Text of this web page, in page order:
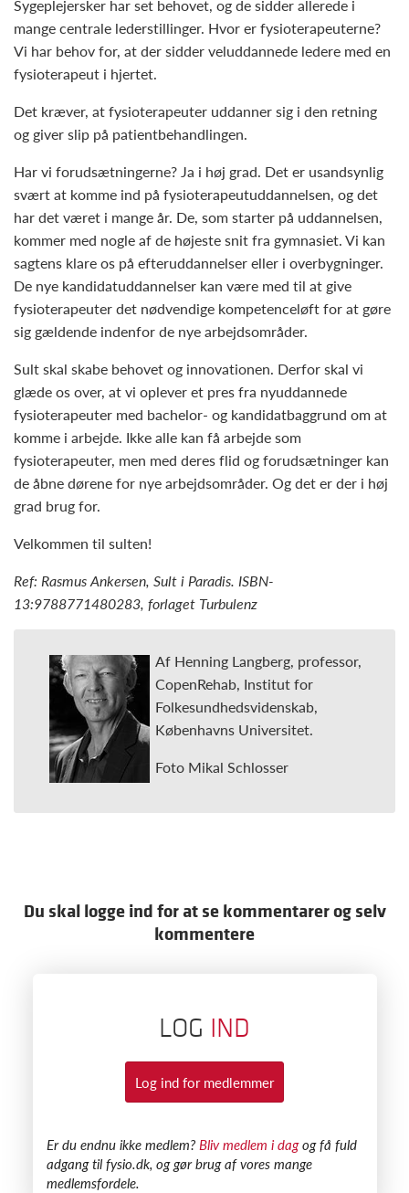
Sygeplejersker har set behovet, og de sidder allerede i
mange centrale lederstillinger. Hvor er fysioterapeuterne?
Vi har behov for, at der sidder veluddannede ledere med en
fysioterapeut i hjertet.
Det kræver, at fysioterapeuter uddanner sig i den retning
og giver slip på patientbehandlingen.
Har vi forudsætningerne? Ja i høj grad. Det er usandsynlig
svært at komme ind på fysioterapeutuddannelsen, og det
har det været i mange år. De, som starter på uddannelsen,
kommer med nogle af de højeste snit fra gymnasiet. Vi kan
sagtens klare os på efteruddannelser eller i overbygninger.
De nye kandidatuddannelser kan være med til at give
fysioterapeuter det nødvendige kompetenceløft for at gøre
sig gældende indenfor de nye arbejdsområder.
Sult skal skabe behovet og innovationen. Derfor skal vi
glæde os over, at vi oplever et pres fra nyuddannede
fysioterapeuter med bachelor- og kandidatbaggrund om at
komme i arbejde. Ikke alle kan få arbejde som
fysioterapeuter, men med deres flid og forudsætninger kan
de åbne dørene for nye arbejdsområder. Og det er der i høj
grad brug for.
Velkommen til sulten!
Ref: Rasmus Ankersen, Sult i Paradis. ISBN-
13:9788771480283, forlaget Turbulenz
Af Henning Langberg, professor,
CopenRehab, Institut for
Folkesundhedsvidenskab,
Københavns Universitet.
Foto Mikal Schlosser
Du skal logge ind for at se kommentarer og selv
kommentere
LOG IND
Log ind for medlemmer
​Er du endnu ikke medlem? Bliv medlem i dagog få fuld
adgang til fysio.dk, og gør brug af vores mange
medlemsfordele.